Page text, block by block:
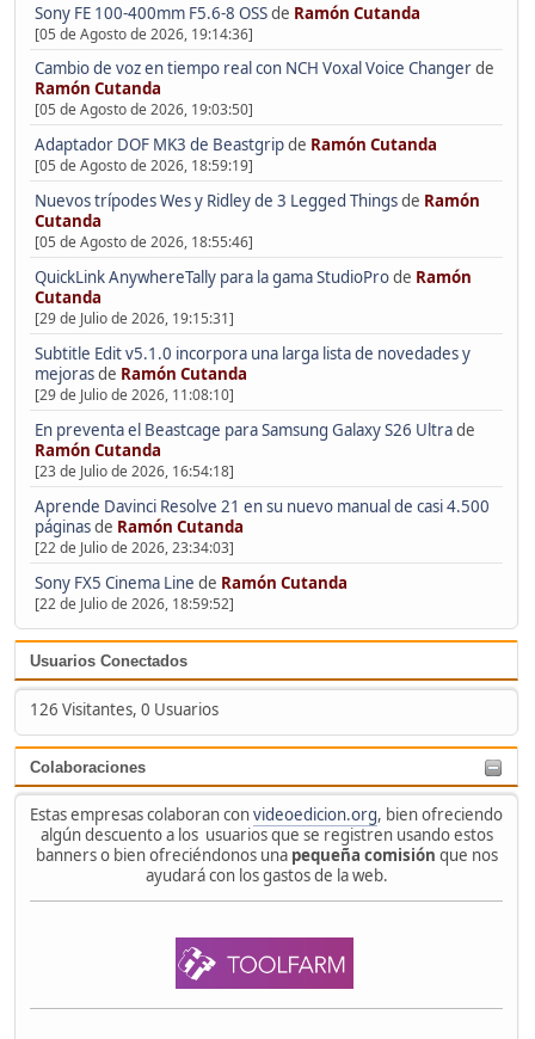
Sony FE 100-400mm F5.6-8 OSSde Ramón Cutanda
[05 de Agosto de 2026, 19:14:36]
Cambio de voz en tiempo real con NCH Voxal Voice Changerde
Ramón Cutanda
[05 de Agosto de 2026, 19:03:50]
Adaptador DOF MK3 de Beastgripde Ramón Cutanda
[05 de Agosto de 2026, 18:59:19]
Nuevos trípodes Wes y Ridley de 3 Legged Thingsde Ramón
Cutanda
[05 de Agosto de 2026, 18:55:46]
QuickLink AnywhereTally para la gama StudioProde Ramón
Cutanda
[29 de Julio de 2026, 19:15:31]
Subtitle Edit v5.1.0 incorpora una larga lista de novedades y
mejorasde Ramón Cutanda
[29 de Julio de 2026, 11:08:10]
En preventa el Beastcage para Samsung Galaxy S26 Ultrade
Ramón Cutanda
[23 de Julio de 2026, 16:54:18]
Aprende Davinci Resolve 21 en su nuevo manual de casi 4.500
páginasde Ramón Cutanda
[22 de Julio de 2026, 23:34:03]
Sony FX5 Cinema Line de Ramón Cutanda
[22 de Julio de 2026, 18:59:52]
Usuarios Conectados
126 Visitantes, 0 Usuarios
Colaboraciones
Estas empresas colaboran convideoedicion.org, bien ofreciendo
algún descuento a los usuarios que se registren usando estos
banners o bien ofreciéndonos una pequeña comisión que nos
ayudará con los gastos de la web.